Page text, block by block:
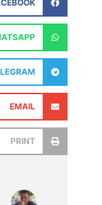
FACEBOOK
WHATSAPP
TELEGRAM
אנטון